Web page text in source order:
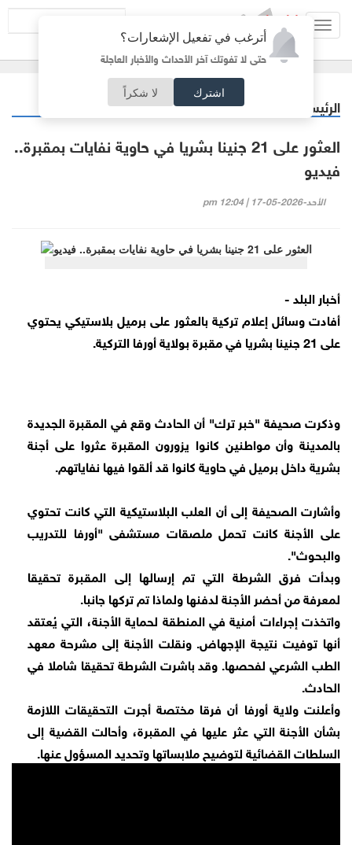
أترغب في تفعيل الإشعارات؟
حتى لا تفوتك آخر الأحداث والأخبار العاجلة
اشترك لا شكراً
الرئيسية عربي دولي
العثور على 21 جنينا بشريا في حاوية نفايات بمقبرة..
فيديو
الأحد-2026-05-17 | 12:04 pm
أخبار البلد -
أفادت وسائل إعلام تركية بالعثور على برميل بلاستيكي يحتوي
على 21 جنينا بشريا في مقبرة بولاية أورفا التركية.
وذكرت صحيفة "خبر ترك" أن الحادث وقع في المقبرة الجديدة
بالمدينة وأن مواطنين كانوا يزورون المقبرة عثروا على أجنة
بشرية داخل برميل في حاوية كانوا قد ألقوا فيها نفاياتهم.
وأشارت الصحيفة إلى أن العلب البلاستيكية التي كانت تحتوي
على الأجنة كانت تحمل ملصقات مستشفى "أورفا للتدريب
والبحوث".
وبدأت فرق الشرطة التي تم إرسالها إلى المقبرة تحقيقا
لمعرفة من أحضر الأجنة لدفنها ولماذا تم تركها جانبا.
واتخذت إجراءات أمنية في المنطقة لحماية الأجنة، التي يُعتقد
أنها توفيت نتيجة الإجهاض. ونقلت الأجنة إلى مشرحة معهد
الطب الشرعي لفحصها. وقد باشرت الشرطة تحقيقا شاملا في
الحادث.
وأعلنت ولاية أورفا أن فرقا مختصة أجرت التحقيقات اللازمة
بشأن الأجنة التي عثر عليها في المقبرة، وأحالت القضية إلى
السلطات القضائية لتوضيح ملابساتها وتحديد المسؤول عنها.